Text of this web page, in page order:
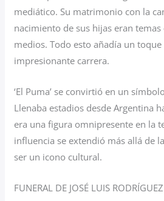
mediático. Su matrimonio con la
nacimiento de sus hijas eran
medios. Todo esto añadía un
impresionante carrera.
‘El Puma’ se convirtió en un
Llenaba estadios desde Argentina
era una figura omnipresente en la
influencia se extendió más allá de
ser un icono cultural.
FUNERAL DE JOSÉ LUIS